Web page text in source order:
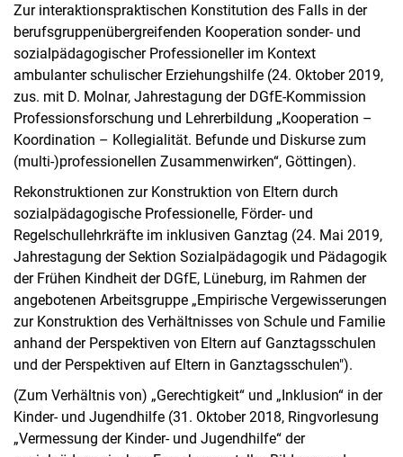
Curriculum Vitae
Mitgliedschaften und Gremientätigkeit
Publikationen
Vorträge
Forschung und Projekte
Lehre und Workshops
Zur interaktionspraktischen Konstitution des Falls in der
berufsgruppenübergreifenden Kooperation sonder- und
sozialpädagogischer Professioneller im Kontext
ambulanter schulischer Erziehungshilfe (24. Oktober 2019,
zus. mit D. Molnar, Jahrestagung der DGfE-Kommission
Professionsforschung und Lehrerbildung „Kooperation –
Koordination – Kollegialität. Befunde und Diskurse zum
(multi-)professionellen Zusammenwirken“, Göttingen).
Rekonstruktionen zur Konstruktion von Eltern durch
sozialpädagogische Professionelle, Förder- und
Regelschullehrkräfte im inklusiven Ganztag (24. Mai 2019,
Jahrestagung der Sektion Sozialpädagogik und Pädagogik
der Frühen Kindheit der DGfE, Lüneburg, im Rahmen der
angebotenen Arbeitsgruppe „Empirische Vergewisserungen
zur Konstruktion des Verhältnisses von Schule und Familie
anhand der Perspektiven von Eltern auf Ganztagsschulen
und der Perspektiven auf Eltern in Ganztagsschulen").
(Zum Verhältnis von) „Gerechtigkeit“ und „Inklusion“ in der
Kinder- und Jugendhilfe (31. Oktober 2018, Ringvorlesung
„Vermessung der Kinder- und Jugendhilfe“ der